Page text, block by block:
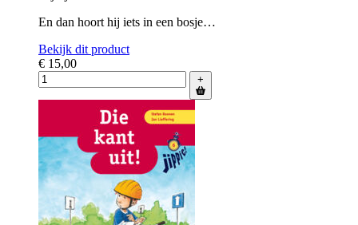
En dan hoort hij iets in een bosje…
Bekijk dit product
€ 15,00
+